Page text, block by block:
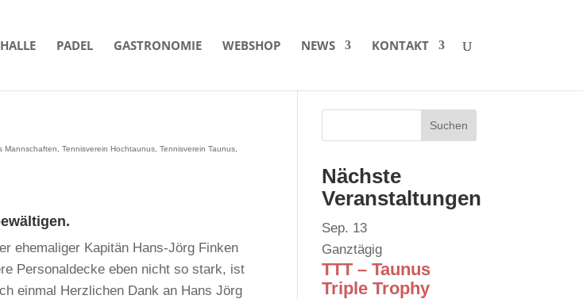
PADEL GASTRONOMIE WEBSHOP NEWS KONTAKT
Mannschaften ,Tennisverein Hochtaunus ,Tennisverein Taunus
ehemaliger Kapitän Hans-Jörg Finken
Personaldecke eben nicht so stark, ist
einmal Herzlichen Dank an Hans Jörg
Nächste
Veranstaltungen
Sep. 13
Ganztägig
TTT – Taunus
Triple Trophy